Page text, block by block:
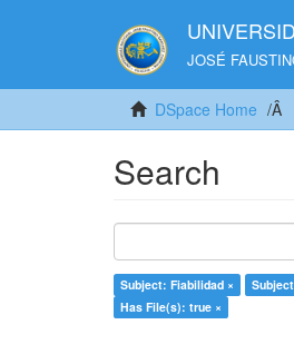
JOSÉ
DSpace Home
Search
Subject: Fiabilidad ×
Has File(s): true ×